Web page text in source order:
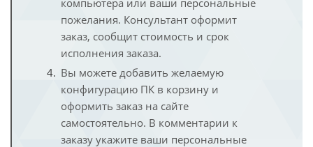
компьютера или ваши персональные
пожелания. Консультант оформит
заказ, сообщит стоимость и срок
исполнения заказа.
Вы можете добавить желаемую
конфигурацию ПК в корзину и
оформить заказ на сайте
самостоятельно. В комментарии к
заказу укажите ваши персональные